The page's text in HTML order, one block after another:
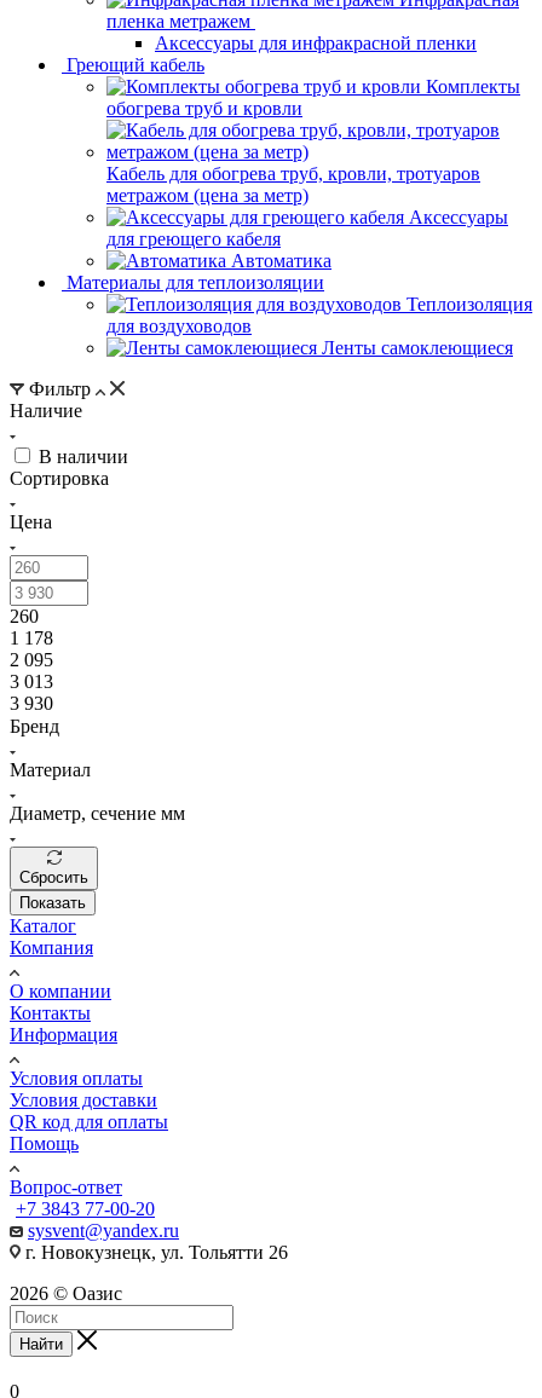
пленка метражем
Аксессуары для инфракрасной пленки
Греющий кабель
Комплекты
обогрева труб и кровли
Кабель для обогрева труб, кровли, тротуаров
метражом (цена за метр)
Аксессуары
для греющего кабеля
Автоматика
Материалы для теплоизоляции
Теплоизоляция
для воздуховодов
Ленты самоклеющиеся
Фильтр
Наличие
В наличии
Сортировка
Цена
260
1 178
2 095
3 013
3 930
Бренд
Материал
Диаметр, сечение мм
Сбросить
Показать
Каталог
Компания
О компании
Контакты
Информация
Условия оплаты
Условия доставки
QR код для оплаты
Помощь
Вопрос-ответ
+7 3843 77-00-20
sysvent@yandex.ru
г. Новокузнецк, ул. Тольятти 26
2026 © Оазис
Найти
0